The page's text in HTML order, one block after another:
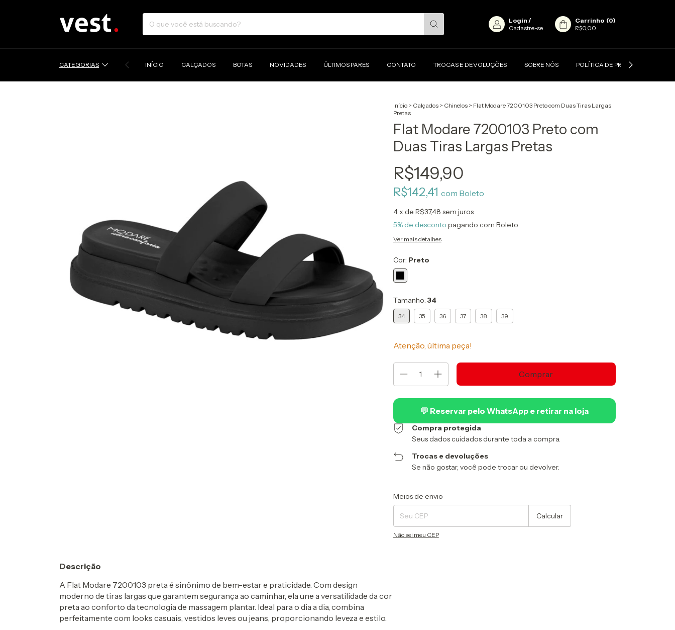
Login /
Cadastre-se
Carrinho (0)
R$0,00
CATEGORIAS INÍCIO CALÇADOS BOTAS NOVIDADES ÚLTIMOS PARES CONTATO TROCAS E DEVOLUÇÕES SOBRE NÓS POLÍTICA DE PRIVACIDADE
Início > Calçados > Chinelos > Flat Modare 7200103 Preto com Duas Tiras Largas
Pretas
Flat Modare 7200103 Preto com
Duas Tiras Largas Pretas
R$149,90
R$142,41 com Boleto
4x de R$37,48 sem juros
5% de desconto pagando com Boleto
Ver mais detalhes
Cor: Preto
Tamanho: 34
34 35 36 37 38 39
Atenção, última peça!
💬 Reservar pelo WhatsApp e retirar na loja
Compra protegida
Seus dados cuidados durante toda a compra.
Trocas e devoluções
Se não gostar, você pode trocar ou devolver.
Entregas para o CEP:
Meios de envio
Calcular
Não sei meu CEP
Descrição
A Flat Modare 7200103 preta é sinônimo de bem-estar e praticidade . Com design
moderno de tiras largas que garantem segurança ao caminhar, ela une a versatilidade da cor
preta ao conforto da tecnologia de massagem plantar. Ideal para o dia a dia, combina
perfeitamente com looks casuais, vestidos leves ou jeans, proporcionando leveza e estilo.